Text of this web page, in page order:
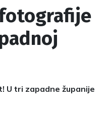
U tri zapadne županije